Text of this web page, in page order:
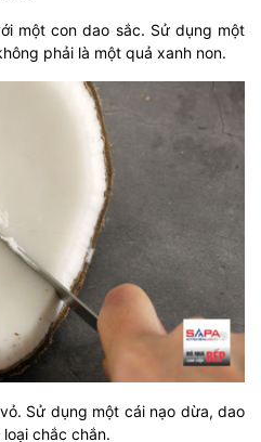
một con dao sắc. Sử dụng một
phải là một quả xanh non.
Sử dụng một cái nạo dừa, dao
chắc chắn.